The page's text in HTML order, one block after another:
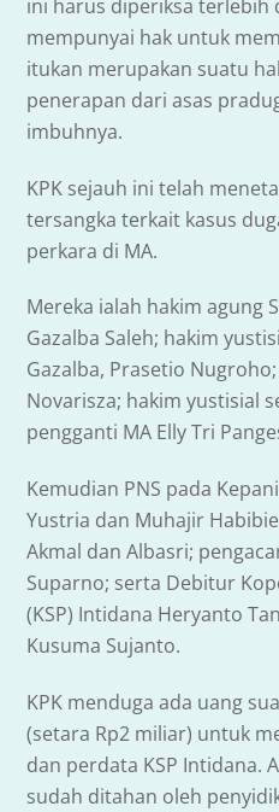
ini harus diperiksa terlebih
mempunyai hak untuk
itukan merupakan suatu
penerapan dari asas
imbuhnya.
KPK sejauh ini telah
tersangka terkait kasus
perkara di MA.
Mereka ialah hakim agung
Gazalba Saleh; hakim
Gazalba, Prasetio
Novarisza; hakim yustisial
pengganti MA Elly Tri
Kemudian PNS pada
Yustria dan Muhajir
Akmal dan Albasri;
Suparno; serta Debitur
(KSP) Intidana Heryanto
Kusuma Sujanto.
KPK menduga ada uang
(setara Rp2 miliar) untuk
dan perdata KSP Intidana.
sudah ditahan oleh